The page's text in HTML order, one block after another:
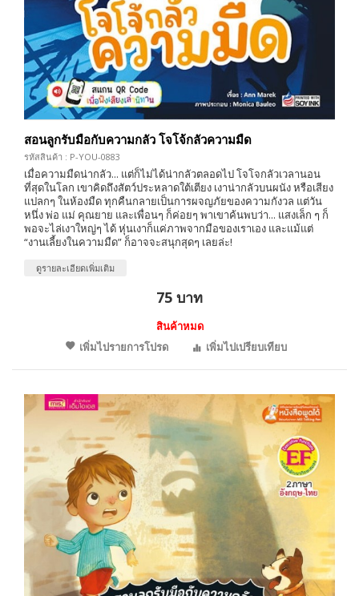
สอนลูกรับมือกับความกลัว โจโจ้กลัวความมืด
รหัสสินค้า : P-YOU-0883
เมื่อความมืดน่ากลัว... แต่ก็ไม่ได้น่ากลัวตลอดไป โจโจกลัวเวลานอน
ที่สุดในโลก เขาคิดถึงสัตว์ประหลาดใต้เตียง เงาน่ากลัวบนผนัง หรือเสียง
แปลกๆ ในห้องมืด ทุกคืนกลายเป็นการผจญภัยของความกังวล แต่วัน
หนึ่ง พ่อ แม่ คุณยาย และเพื่อนๆ ก็ค่อยๆ พาเขาค้นพบว่า... แสงเล็ก ๆ ก็
พอจะไล่เงาใหญ่ๆ ได้ หุ่นเงาก็แค่ภาพจากมือของเราเอง และแม้แต่
“งานเลี้ยงในความมืด” ก็อาจจะสนุกสุดๆ เลยล่ะ!
ดูรายละเอียดเพิ่มเติม
75 บาท
สินค้าหมด
เพิ่มไปรายการโปรด
เพิ่มไปเปรียบเทียบ